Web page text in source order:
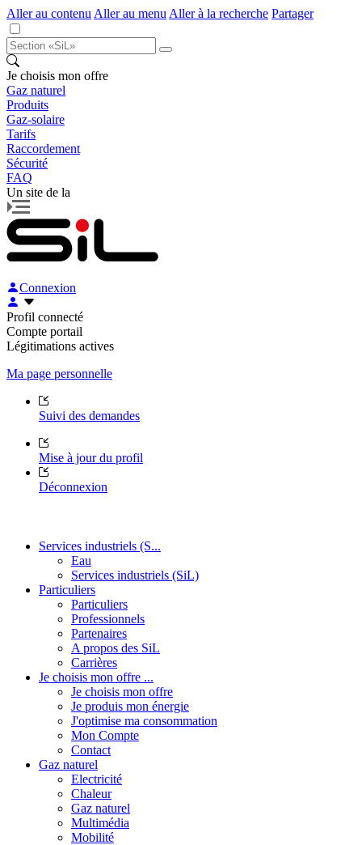
Aller au contenu Aller au menu Aller à la recherche Partager
Je choisis mon offre
Gaz naturel
Produits
Gaz-solaire
Tarifs
Raccordement
Sécurité
FAQ
Un site de la
Connexion
Profil connecté
Compte portail
Légitimations actives
Ma page personnelle
Suivi des demandes
Mise à jour du profil
Déconnexion
Services industriels (S...
Eau
Services industriels (SiL)
Particuliers
Particuliers
Professionnels
Partenaires
A propos des SiL
Carrières
Je choisis mon offre ...
Je choisis mon offre
Je produis mon énergie
J'optimise ma consommation
Mon Compte
Contact
Gaz naturel
Electricité
Chaleur
Gaz naturel
Multimédia
Mobilité